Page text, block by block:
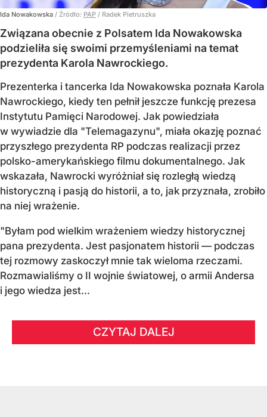
Ida Nowakowska / Źródło: PAP / Radek Pietruszka
Związana obecnie z Polsatem Ida Nowakowska
podzieliła się swoimi przemyśleniami na temat
prezydenta Karola Nawrockiego.
Prezenterka i tancerka Ida Nowakowska poznała Karola
Nawrockiego, kiedy ten pełnił jeszcze funkcję prezesa
Instytutu Pamięci Narodowej. Jak powiedziała
w wywiadzie dla "Telemagazynu", miała okazję poznać
przyszłego prezydenta RP podczas realizacji przez
polsko-amerykańskiego filmu dokumentalnego. Jak
wskazała, Nawrocki wyróżniał się rozległą wiedzą
historyczną i pasją do historii, a to, jak przyznała, zrobiło
na niej wrażenie.
"Byłam pod wielkim wrażeniem wiedzy historycznej
pana prezydenta. Jest pasjonatem historii — podczas
tej rozmowy zaskoczył mnie tak wieloma rzeczami.
Rozmawialiśmy o II wojnie światowej, o armii Andersa
i jego wiedza jest...
CZYTAJ DALEJ